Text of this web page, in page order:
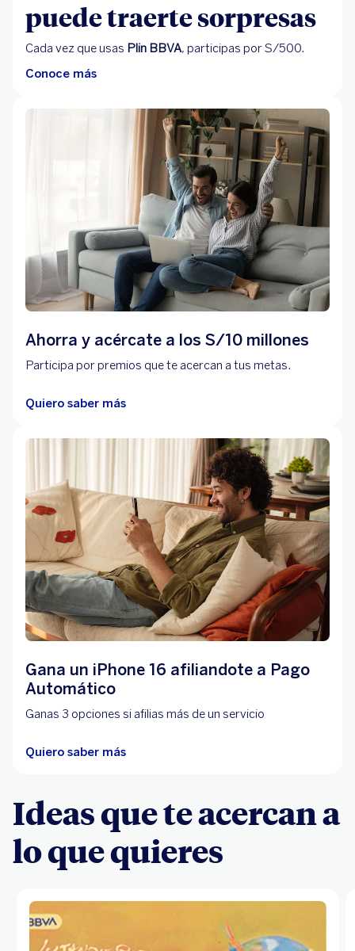
puede traerte sorpresas
Cada vez que usas Plin BBVA, participas por S/500.
Conoce más
Ahorra y acércate a los S/10 millones
Participa por premios que te acercan a tus metas.
Quiero saber más
Gana un iPhone 16 afiliandote a Pago
Automático
Ganas 3 opciones si afilias más de un servicio
Quiero saber más
Ideas que te acercan a
lo que quieres